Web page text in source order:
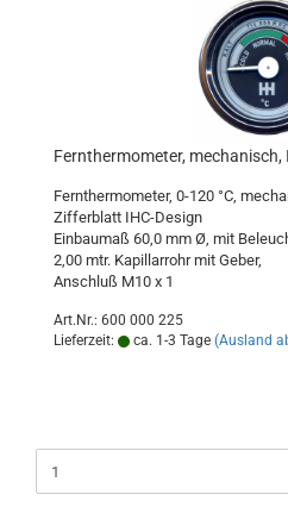
Fernthermometer, mechanisch,
Fernthermometer, 0-120 °C,
Zifferblatt IHC-Design
Einbaumaß 60,0 mm Ø, mit
2,00 mtr. Kapillarrohr mit Geber,
Anschluß M10 x 1
Art.Nr.: 600 000 225
Lieferzeit:
ca. 1-3 Tage (Ausland